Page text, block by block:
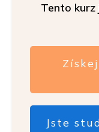
Tento
Jste